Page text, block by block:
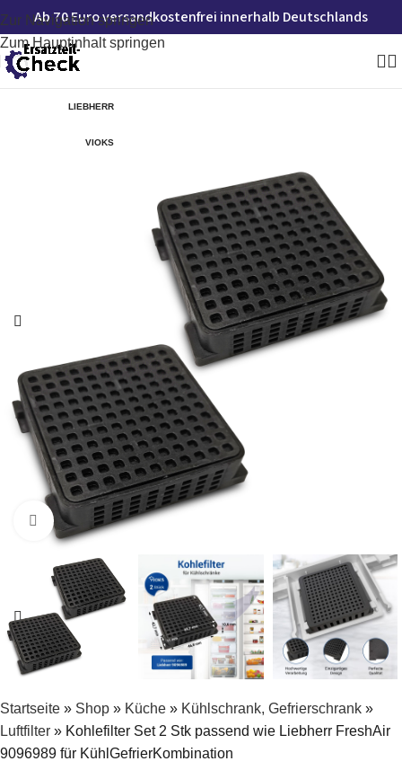
Zur Navigation springen
Zum Hauptinhalt springen
Ab 70 Euro versandkostenfrei innerhalb Deutschlands
LIEBHERR
VIOKS
Zum Vergrößern klicken
Startseite » Shop » Küche » Kühlschrank, Gefrierschrank »
Luftfilter » Kohlefilter Set 2 Stk passend wie Liebherr FreshAir
9096989 für KühlGefrierKombination